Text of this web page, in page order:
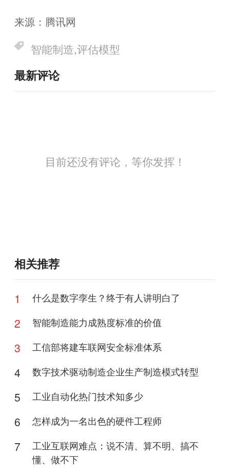
来源：腾讯网
智能制造,评估模型
最新评论
目前还没有评论，等你发挥！
相关推荐
1 什么是数字孪生？终于有人讲明白了
2 智能制造能力成熟度标准的价值
3 工信部将建车联网安全标准体系
4 数字技术驱动制造企业生产制造模式转型
5 工业自动化热门技术知多少
6 怎样成为一名出色的硬件工程师
7
工业互联网难点：说不清、算不明、搞不
懂、做不下